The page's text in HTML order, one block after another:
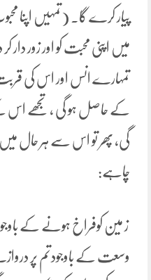
پیار کرے گا۔ (تمہیں اپنا
میں اپنی محبت کو اور زور
تمہارے انس اور اس کی قربت
کے حاصل ہو گی ، تجھے اس
گی، پھر تو اس سے ہر حال
چاہے:
ز مین کوفراخ ہونے کے
وسعت کے باوجودتم پر